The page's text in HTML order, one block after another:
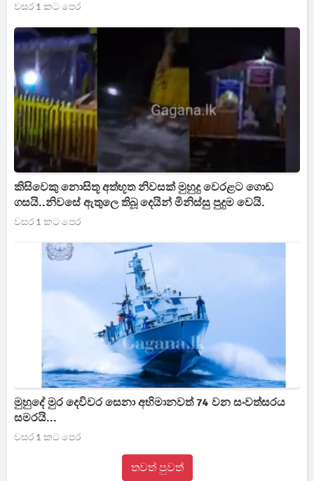
වසර 1 කට පෙර
කිසිවෙකු නොසිතූ අත්භූත නිවසක් මුහුදු වෙරළට ගොඩ
ගසයි..නිවසේ ඇතුලෙ තිබූ දෙයින් මිනිස්සු පුදුම වෙයි.
වසර 1 කට පෙර
මුහුදේ මුර දෙවිවර සෙනා අභිමානවත් 74 වන සංවත්සරය
‍සමරයි...
වසර 1 කට පෙර
තවත් පුවත්